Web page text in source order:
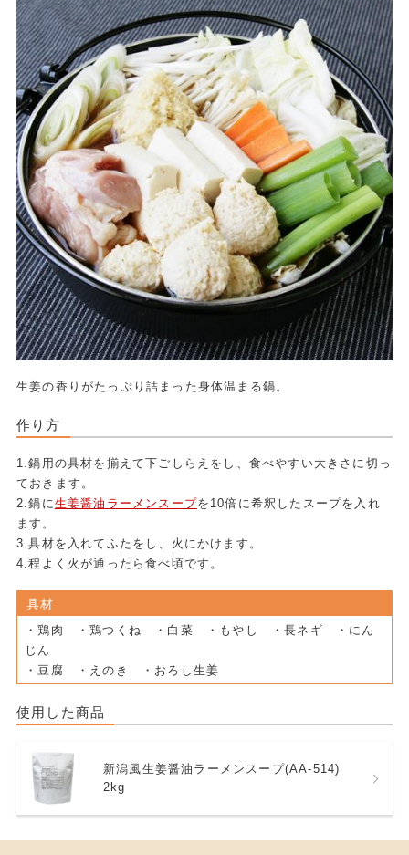
生姜の香りがたっぷり詰まった身体温まる鍋。
作り方
1.鍋用の具材を揃えて下ごしらえをし、食べやすい大きさに切っ
ておきます。
2.鍋に生姜醤油ラーメンスープを10倍に希釈したスープを入れ
ます。
3.具材を入れてふたをし、火にかけます。
4.程よく火が通ったら食べ頃です。
具材
・鶏肉 ・鶏つくね ・白菜 ・もやし ・長ネギ ・にん
じん
・豆腐 ・えのき ・おろし生姜
使用した商品
新潟風生姜醤油ラーメンスープ(AA-514)
2kg